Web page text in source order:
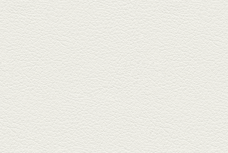
健軍電停そば『湯気立つ料理』
が名物の『yuge(ゆげ)』へ。
『白岳』を使った『旨み緑茶
割』で乾杯！
2026年3月13日放送
焼鳥おまかせ８本
健軍自衛隊通り『焼鳥 菖蒲谷』
で最高級の焼鳥を味わう。『銀
しろ...
2026年2月20日放送
1000円で飲めますｾｯﾄ＆
至福のﾊﾑｶﾂ など
東区の健軍電停のそば『居酒屋
食堂いしばしさん家』は、賑や